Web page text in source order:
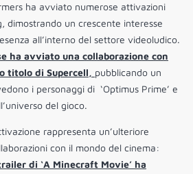
ha avviato numerose attivazioni
dimostrando un crescente interesse
all’interno del settore videoludico.
ha avviato una collaborazione con
titolo di Supercell, pubblicando un
i personaggi di ‘Optimus Prime’ e
del gioco.
rappresenta un’ulteriore
con il mondo del cinema:
di ‘A Minecraft Movie’ ha